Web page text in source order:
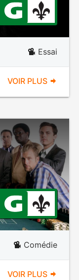
Essai
VOIR PLUS
Comédie
VOIR PLUS